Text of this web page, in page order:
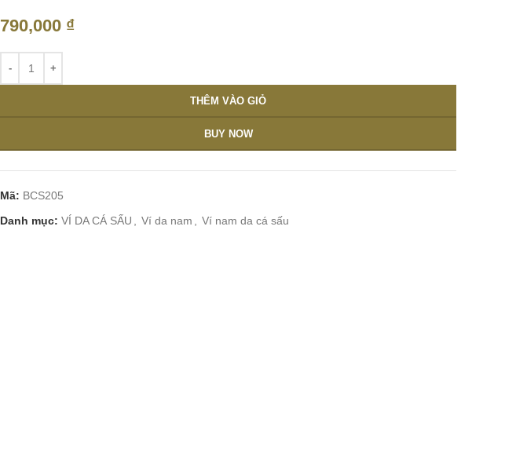
790,000 ₫
THÊM VÀO GIỎ
BUY NOW
Mã: BCS205
Danh mục: VÍ DA CÁ SẤU Ví da nam Ví nam da cá sấu